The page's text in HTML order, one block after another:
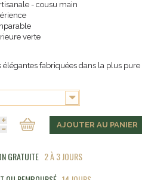
- cousu main
verte
élégantes fabriquées dans la plus
AJOUTER AU PANIER
GRATUITE 2 À 3 JOURS